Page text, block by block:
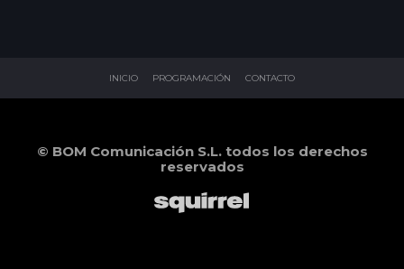
INICIO PROGRAMACIÓN CONTACTO
© BOM Comunicación S.L. todos los derechos
reservados